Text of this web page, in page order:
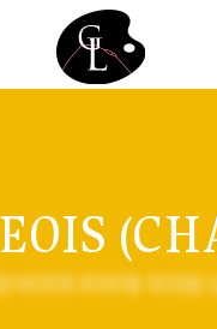
VOUS POUR VOIR